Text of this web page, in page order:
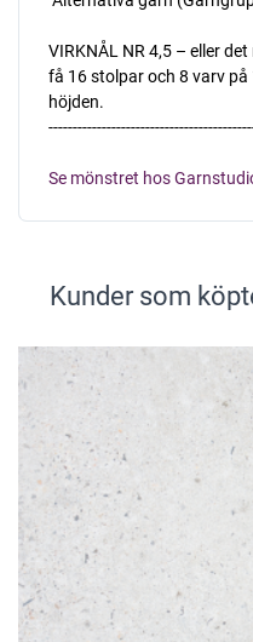
VIRKNÅL NR 4,5 – eller
få 16 stolpar och 8 varv på
höjden.
Se mönstret hos
Kunder som